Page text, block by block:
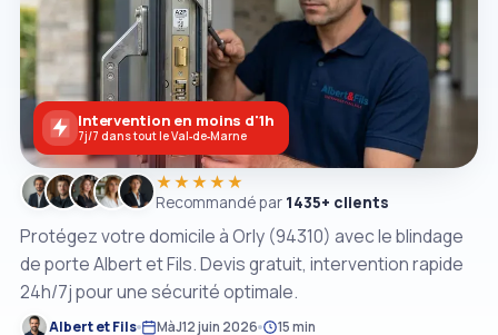
Protégez votre domicile à Orly (94310) avec le blindage
de porte Albert et Fils. Devis gratuit, intervention rapide
24h/7j pour une sécurité optimale.
Albert et Fils MàJ12 juin 2026 15 min
★★★★★
Recommandé par 1435+ clients
Intervention en moins d'1h
7j/7 dans tout le Val‑de‑Marne